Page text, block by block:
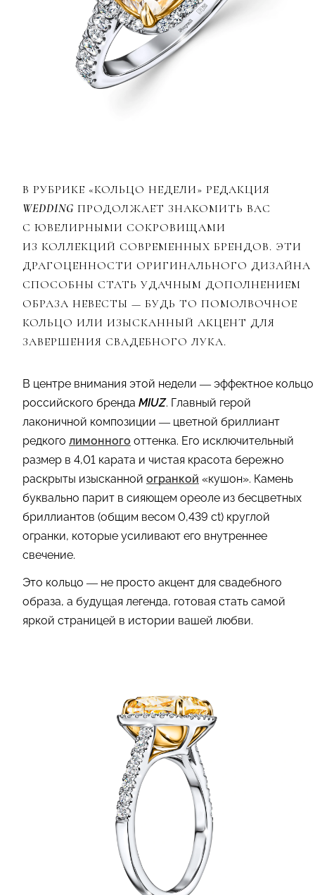
В РУБРИКЕ «КОЛЬЦО НЕДЕЛИ» РЕДАКЦИЯ
WEDDING ПРОДОЛЖАЕТ ЗНАКОМИТЬ ВАС
С ЮВЕЛИРНЫМИ СОКРОВИЩАМИ
ИЗ КОЛЛЕКЦИЙ СОВРЕМЕННЫХ БРЕНДОВ. ЭТИ
ДРАГОЦЕННОСТИ ОРИГИНАЛЬНОГО ДИЗАЙНА
СПОСОБНЫ СТАТЬ УДАЧНЫМ ДОПОЛНЕНИЕМ
ОБРАЗА НЕВЕСТЫ — БУДЬ ТО ПОМОЛВОЧНОЕ
КОЛЬЦО ИЛИ ИЗЫСКАННЫЙ АКЦЕНТ ДЛЯ
ЗАВЕРШЕНИЯ СВАДЕБНОГО ЛУКА.
В центре внимания этой недели — эффектное кольцо
российского бренда MIUZ. Главный герой
лаконичной композиции — цветной бриллиант
редкого лимонного оттенка. Его исключительный
размер в 4,01 карата и чистая красота бережно
раскрыты изысканной огранкой «кушон». Камень
буквально парит в сияющем ореоле из бесцветных
бриллиантов (общим весом 0,439 ct) круглой
огранки, которые усиливают его внутреннее
свечение.
Это кольцо — не просто акцент для свадебного
образа, а будущая легенда, готовая стать самой
яркой страницей в истории вашей любви.